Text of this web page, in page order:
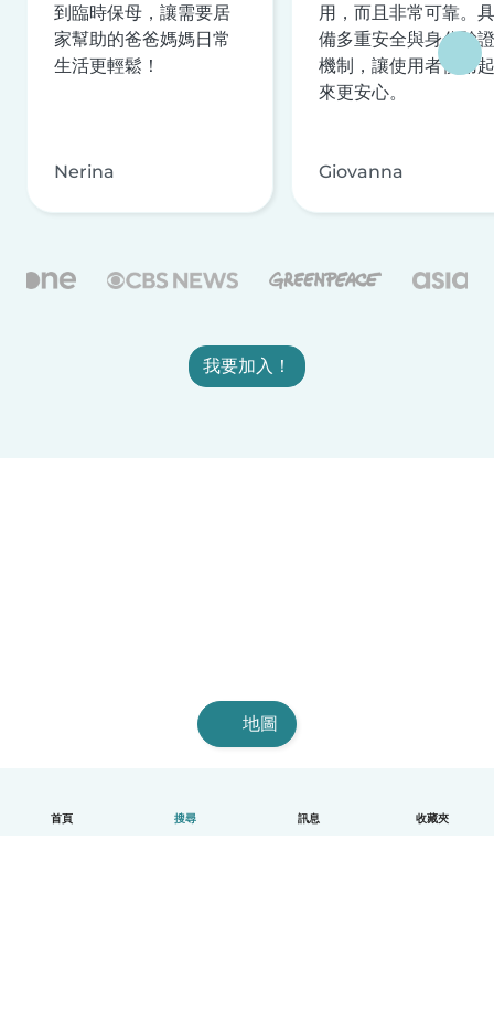
首頁 搜尋 訊息 收藏夾
到臨時保母，讓需要居
家幫助的爸爸媽媽日常
生活更輕鬆！
Nerina
用，而且非常可靠。具
備多重安全與身分驗證
機制，讓使用者使用起
來更安心。
Giovanna
我要加入！
地圖